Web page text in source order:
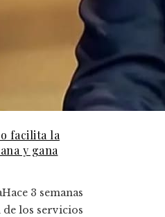
facilita la
y gana
Hace 3 semanas
los servicios